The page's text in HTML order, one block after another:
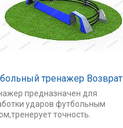
тренажер Возврат
предназначен для
ударов футбольным
точность.